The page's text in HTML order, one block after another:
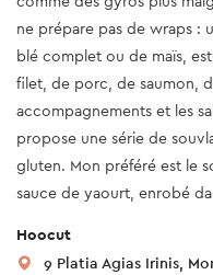
ne prépare pas de wraps :
blé complet ou de maïs,
filet, de porc, de saumon,
accompagnements et les
propose une série de
gluten. Mon préféré est le
sauce de yaourt, enrobé
Hoocut
9 Platia Agias Irinis,